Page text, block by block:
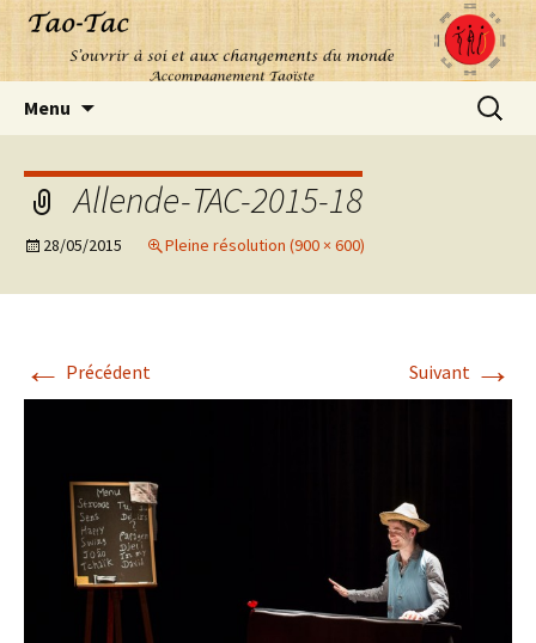
Menu
Allende-TAC-2015-18
28/05/2015 Pleine résolution (900 × 600)
← Précédent Suivant →